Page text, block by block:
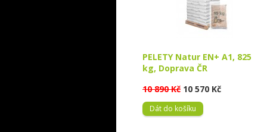
PELETY Natur EN+ A1, 825
kg, Doprava ČR
10 890 Kč 10 570 Kč
Dát do košíku